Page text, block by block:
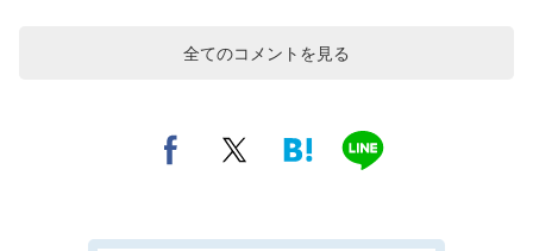
全てのコメントを見る